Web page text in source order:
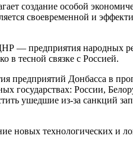
создание особой
своевременной и
— предприятия народных
в тесной связке с Россией.
предприятий Донбасса в
государствах: России,
ушедшие из-за санкций
новых технологических и